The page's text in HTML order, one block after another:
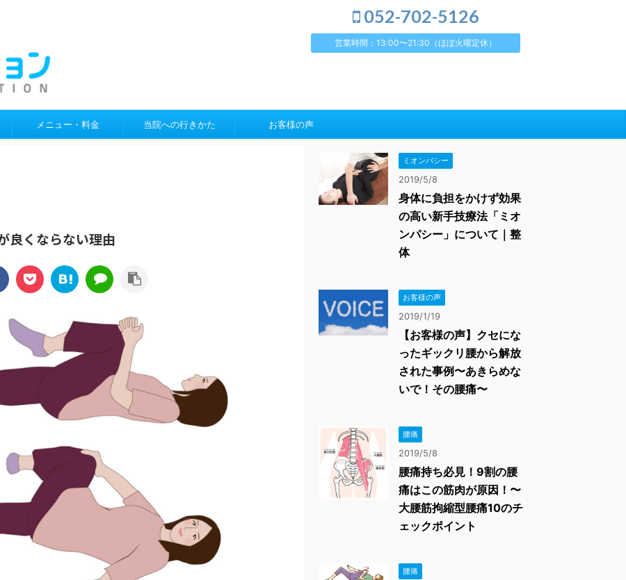
052-702-5126
営業時間：13:00〜21:30（ほぼ火曜定休）
メニュー・料金 当院への行きかた お客様の声
良くならない理由
ミオンパシー
2019/5/8
身体に負担をかけず効果
の高い新手技療法「ミオ
ンパシー」について｜整
体
お客様の声
2019/1/19
【お客様の声】クセにな
ったギックリ腰から解放
された事例〜あきらめな
いで！その腰痛〜
腰痛
2019/5/8
腰痛持ち必見！9割の腰
痛はこの筋肉が原因！〜
大腰筋拘縮型腰痛10のチ
ェックポイント
腰痛